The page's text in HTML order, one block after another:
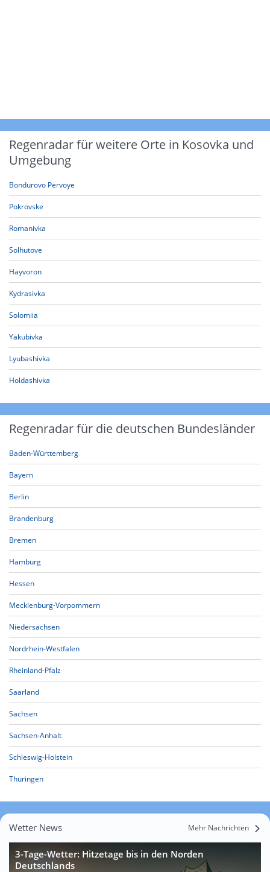
Regenradar für weitere Orte in Kosovka und
Umgebung
Bondurovo Pervoye
Pokrovske
Romanivka
Solhutove
Hayvoron
Kydrasivka
Solomiia
Yakubivka
Lyubashivka
Holdashivka
Regenradar für die deutschen Bundesländer
Baden-Württemberg
Bayern
Berlin
Brandenburg
Bremen
Hamburg
Hessen
Mecklenburg-Vorpommern
Niedersachsen
Nordrhein-Westfalen
Rheinland-Pfalz
Saarland
Sachsen
Sachsen-Anhalt
Schleswig-Holstein
Thüringen
Wetter News Mehr Nachrichten
3-Tage-Wetter: Hitzetage bis in den Norden
Deutschlands